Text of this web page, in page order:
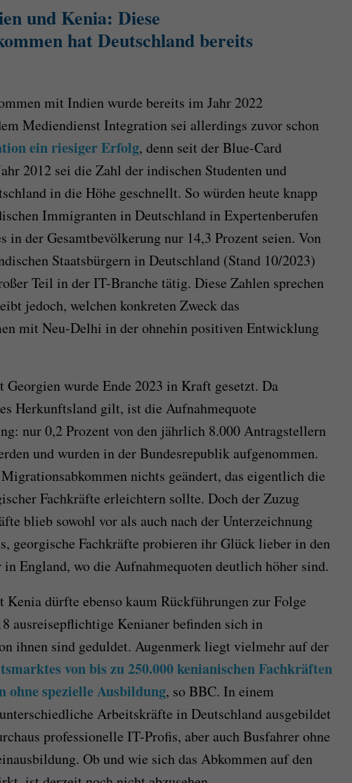
und Kenia: Diese
hat Deutschland bereits
mit Indien wurde bereits im Jahr 2022
Mediendienst Integration sei allerdings zuvor schon
ein riesiger Erfolg, denn seit der Blue-Card
2012 sei die Zahl der indischen Studenten und
in die Höhe geschnellt. So würden heute knapp
Immigranten in Deutschland in Expertenberufen
in der Gesamtbevölkerung nur 14,3 Prozent seien. Von
Staatsbürgern in Deutschland (Stand 10/2023)
Teil in der IT-Branche tätig. Diese Zahlen sprechen
jedoch, welchen konkreten Zweck das
mit Neu-Delhi in der ohnehin positiven Entwicklung
Georgien wurde Ende 2023 in Kraft gesetzt. Da
Herkunftsland gilt, ist die Aufnahmequote
nur 0,2 Prozent von den jährlich 8.000 Antragstellern
und wurden in der Bundesrepublik aufgenommen.
nichts geändert, das eigentlich die
Fachkräfte erleichtern sollte. Doch der Zuzug
blieb sowohl vor als auch nach der Unterzeichnung
georgische Fachkräfte probieren ihr Glück lieber in den
England, wo die Aufnahmequoten deutlich höher sind.
Kenia dürfte ebenso kaum Rückführungen zur Folge
ausreisepflichtige Kenianer befinden sich in
ihnen sind geduldet. Augenmerk liegt vielmehr auf der
von bis zu 250.000 kenianischen Fachkräften
spezielle Ausbildung, so BBC. In einem
Arbeitskräfte in Deutschland ausgebildet
professionelle IT-Profis, aber auch Busfahrer ohne
Ob und wie sich das Abkommen auf den